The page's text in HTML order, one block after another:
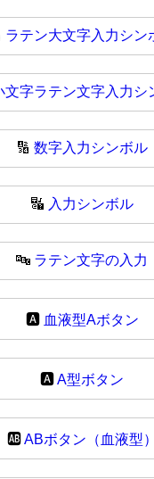
ラテン大文字入力シン
文字ラテン文字入力シ
🔢 数字入力シンボル
🔣 入力シンボル
🔤 ラテン文字の入力
🅰️ 血液型Aボタン
🅰A型ボタン
🆎ABボタン（血液型）